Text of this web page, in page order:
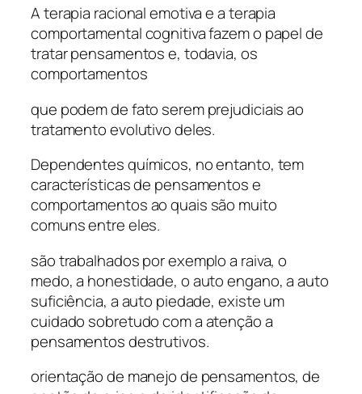
A terapia racional emotiva e a terapia
comportamental cognitiva fazem o papel de
tratar pensamentos e, todavia, os
comportamentos
que podem de fato serem prejudiciais ao
tratamento evolutivo deles.
Dependentes químicos, no entanto, tem
características de pensamentos e
comportamentos ao quais são muito
comuns entre eles.
são trabalhados por exemplo a raiva, o
medo, a honestidade, o auto engano, a auto
suficiência, a auto piedade, existe um
cuidado sobretudo com a atenção a
pensamentos destrutivos.
orientação de manejo de pensamentos, de